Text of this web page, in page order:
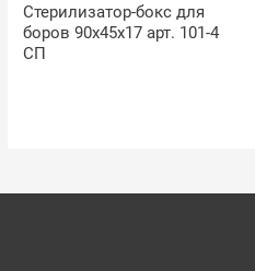
Стерилизатор-бокс для
боров 90х45х17 арт. 101-4
СП